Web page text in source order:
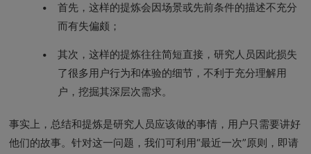
首先，这样的提炼会因场景或先前条件的描述不充分
而有失偏颇；
其次，这样的提炼往往简短直接，研究人员因此损失
了很多用户行为和体验的细节，不利于充分理解用
户，挖掘其深层次需求。
事实上，总结和提炼是研究人员应该做的事情，用户只需要讲好
他们的故事。针对这一问题，我们可利用“最近一次”原则，即请